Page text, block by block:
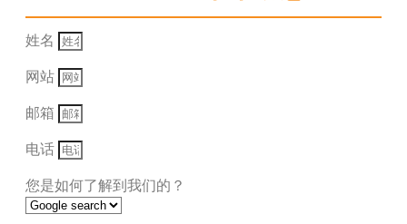
姓名
网站
邮箱
电话
您是如何了解到我们的？